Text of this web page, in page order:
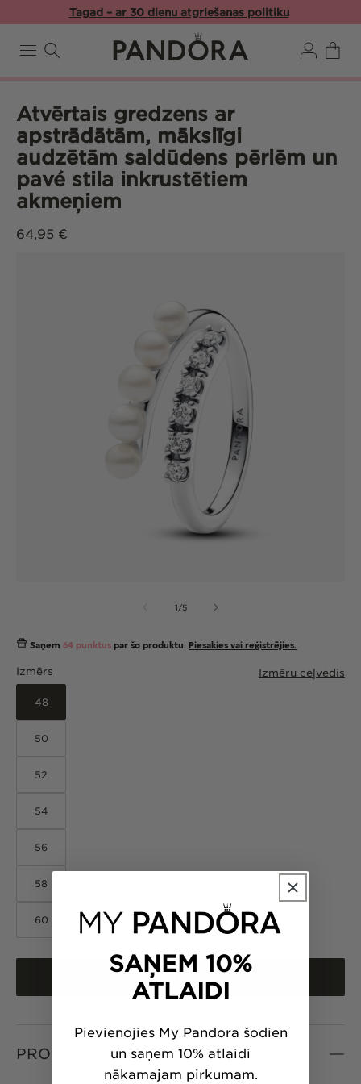
Tagad – ar 30 dienu atgriešanas politiku
Pieslēgties
Ratiņi
Atvērtais gredzens ar
apstrādātām, mākslīgi
audzētām saldūdens pērlēm un
pavé stila inkrustētiem
akmeņiem
Parastā
64,95 €
režīmā
1/no
5
Saņem 64 punktus par šo produktu. Piesakies vai reģistrējies.
Izmērs Izmēru ceļvedis
48
50
52
54
56
58
60
PIEVIENOT GROZAM
PRODUKTA INFORMĀCIJA
SAŅEM 10%
ATLAIDI
Pievienojies My Pandora šodien
un saņem 10% atlaidi
nākamajam pirkumam.